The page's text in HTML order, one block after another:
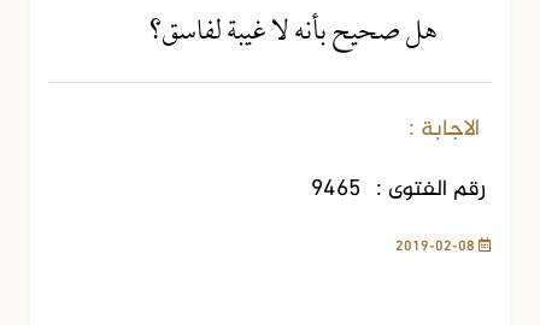
هل صحيح بأنه لا غيبة لفاسق؟
الاجابة :
رقم الفتوى : 9465